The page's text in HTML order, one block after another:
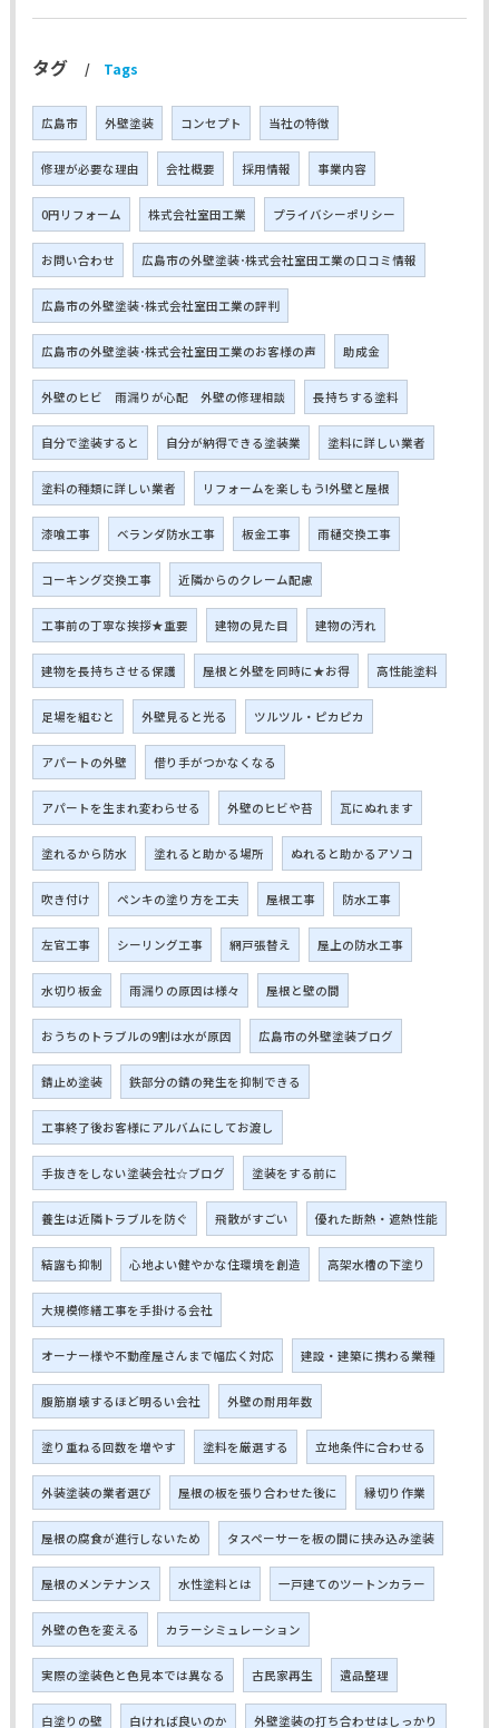
タグ Tags
広島市 外壁塗装 コンセプト 当社の特徴
修理が必要な理由 会社概要 採用情報 事業内容
0円リフォーム 株式会社室田工業 プライバシーポリシー
お問い合わせ 広島市の外壁塗装･株式会社室田工業の口コミ情報
広島市の外壁塗装･株式会社室田工業の評判
広島市の外壁塗装･株式会社室田工業のお客様の声 助成金
外壁のヒビ 雨漏りが心配 外壁の修理相談 長持ちする塗料
自分で塗装すると 自分が納得できる塗装業 塗料に詳しい業者
塗料の種類に詳しい業者 リフォームを楽しもう!外壁と屋根
漆喰工事 ベランダ防水工事 板金工事 雨樋交換工事
コーキング交換工事 近隣からのクレーム配慮
工事前の丁寧な挨拶★重要 建物の見た目 建物の汚れ
建物を長持ちさせる保護 屋根と外壁を同時に★お得 高性能塗料
足場を組むと 外壁見ると光る ツルツル・ピカピカ
アパートの外壁 借り手がつかなくなる
アパートを生まれ変わらせる 外壁のヒビや苔 瓦にぬれます
塗れるから防水 塗れると助かる場所 ぬれると助かるアソコ
吹き付け ペンキの塗り方を工夫 屋根工事 防水工事
左官工事 シーリング工事 網戸張替え 屋上の防水工事
水切り板金 雨漏りの原因は様々 屋根と壁の間
おうちのトラブルの9割は水が原因 広島市の外壁塗装ブログ
錆止め塗装 鉄部分の錆の発生を抑制できる
工事終了後お客様にアルバムにしてお渡し
手抜きをしない塗装会社☆ブログ 塗装をする前に
養生は近隣トラブルを防ぐ 飛散がすごい 優れた断熱・遮熱性能
結露も抑制 心地よい健やかな住環境を創造 高架水槽の下塗り
大規模修繕工事を手掛ける会社
オーナー様や不動産屋さんまで幅広く対応 建設・建築に携わる業種
腹筋崩壊するほど明るい会社 外壁の耐用年数
塗り重ねる回数を増やす 塗料を厳選する 立地条件に合わせる
外装塗装の業者選び 屋根の板を張り合わせた後に 縁切り作業
屋根の腐食が進行しないため タスペーサーを板の間に挟み込み塗装
屋根のメンテナンス 水性塗料とは 一戸建てのツートンカラー
外壁の色を変える カラーシミュレーション
実際の塗装色と色見本では異なる 古民家再生 遺品整理
白塗りの壁 白ければ良いのか 外壁塗装の打ち合わせはしっかり